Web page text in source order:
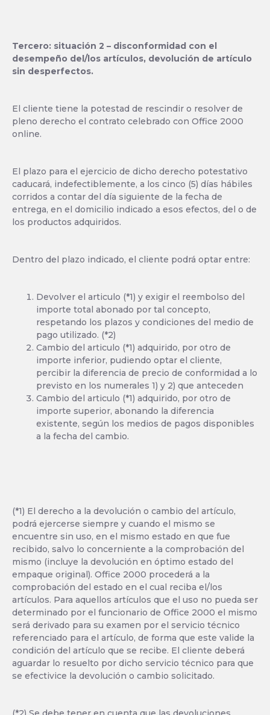
Tercero: situación 2 – disconformidad con el
desempeño del/los artículos, devolución de artículo
sin desperfectos.
El cliente tiene la potestad de rescindir o resolver de
pleno derecho el contrato celebrado con Office 2000
online.
El plazo para el ejercicio de dicho derecho potestativo
caducará, indefectiblemente, a los cinco (5) días hábiles
corridos a contar del día siguiente de la fecha de
entrega, en el domicilio indicado a esos efectos, del o de
los productos adquiridos.
Dentro del plazo indicado, el cliente podrá optar entre:
Devolver el articulo (*1) y exigir el reembolso del
importe total abonado por tal concepto,
respetando los plazos y condiciones del medio de
pago utilizado. (*2)
Cambio del articulo (*1) adquirido, por otro de
importe inferior, pudiendo optar el cliente,
percibir la diferencia de precio de conformidad a lo
previsto en los numerales 1) y 2) que anteceden
Cambio del articulo (*1) adquirido, por otro de
importe superior, abonando la diferencia
existente, según los medios de pagos disponibles
a la fecha del cambio.
(*1) El derecho a la devolución o cambio del artículo,
podrá ejercerse siempre y cuando el mismo se
encuentre sin uso, en el mismo estado en que fue
recibido, salvo lo concerniente a la comprobación del
mismo (incluye la devolución en óptimo estado del
empaque original). Office 2000 procederá a la
comprobación del estado en el cual reciba el/los
artículos. Para aquellos artículos que el uso no pueda ser
determinado por el funcionario de Office 2000 el mismo
será derivado para su examen por el servicio técnico
referenciado para el artículo, de forma que este valide la
condición del artículo que se recibe. El cliente deberá
aguardar lo resuelto por dicho servicio técnico para que
se efectivice la devolución o cambio solicitado.